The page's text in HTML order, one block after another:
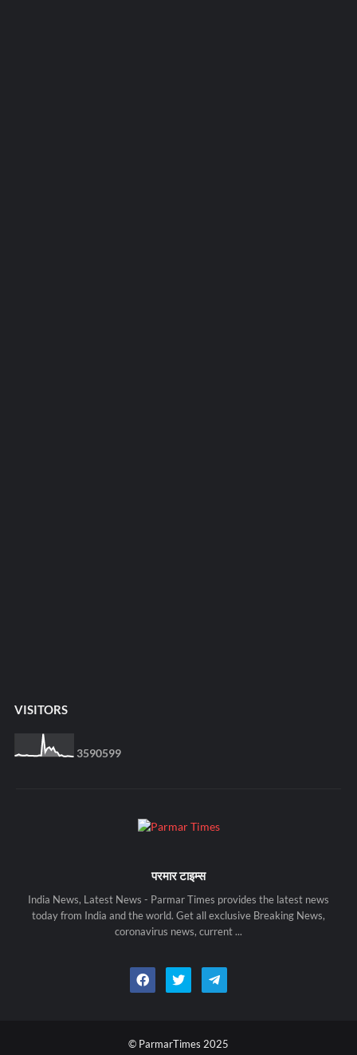
VISITORS
3590599
परमार टाइम्स
India News, Latest News - Parmar Times provides the latest news
today from India and the world. Get all exclusive Breaking News,
coronavirus news, current ...
© ParmarTimes 2025